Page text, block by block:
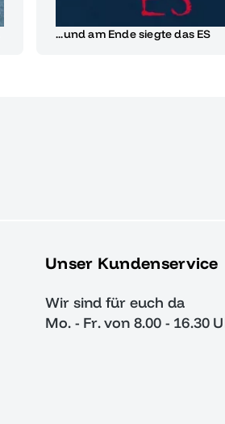
...und am Ende siegte das ES
Unser Kundenservice
Wir sind für euch da
Mo. - Fr. von 8.00 - 16.30